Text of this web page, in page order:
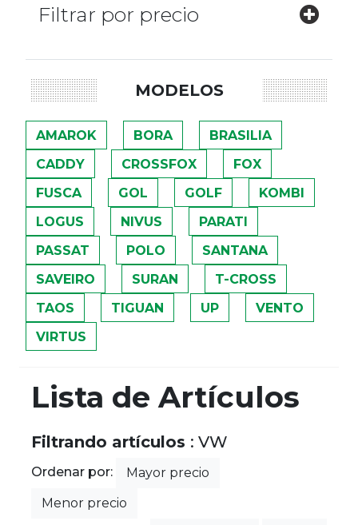
Filtrar por precio
MODELOS
AMAROK BORA
BRASILIA
CADDY
CROSSFOX
FOX
FUSCA
GOL GOLF
KOMBI
LOGUS
NIVUS
PARATI
PASSAT
POLO
SANTANA
SAVEIRO
SURAN
T-CROSS
TAOS
TIGUAN UP
VENTO
VIRTUS
Lista de Artículos
Filtrando artículos : VW
Ordenar por:
Mayor precio
Menor precio